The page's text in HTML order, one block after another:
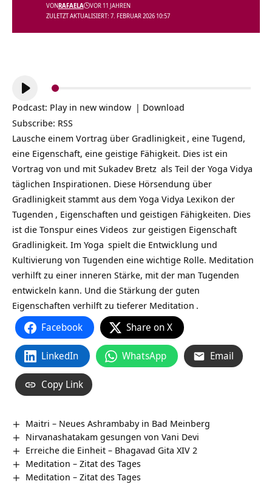
ZULETZT AKTUALISIERT: 7. FEBRUAR 2026 10:57
VONRAFAELA VOR 11 JAHREN
Audio-
Player
Podcast: Play in new window | Download
Subscribe: RSS
Lausche einem Vortrag über Gradlinigkeit , eine Tugend,
eine Eigenschaft, eine geistige Fähigkeit. Dies ist ein
Vortrag von und mit Sukadev Bretz als Teil der Yoga Vidya
täglichen Inspirationen. Diese Hörsendung über
Gradlinigkeit stammt aus dem Yoga Vidya Lexikon der
Tugenden , Eigenschaften und geistigen Fähigkeiten. Dies
ist die Tonspur eines Videos zur geistigen Eigenschaft
Gradlinigkeit. Im Yoga spielt die Entwicklung und
Kultivierung von Tugenden eine wichtige Rolle. Meditation
verhilft zu einer inneren Stärke, mit der man Tugenden
entwickeln kann. Und die Stärkung der guten
Eigenschaften verhilft zu tieferer Meditation .
Facebook Share on X
LinkedIn WhatsApp Email
Copy Link
Maitri – Neues Ashrambaby in Bad Meinberg
Nirvanashatakam gesungen von Vani Devi
Erreiche die Einheit – Bhagavad Gita XIV 2
Meditation – Zitat des Tages
Meditation – Zitat des Tages